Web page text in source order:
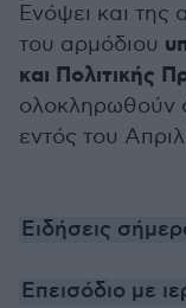
Ενόψει και της
του αρμόδιου
και Πολιτικής
ολοκληρωθούν
εντός του
Ειδήσεις
Επεισόδιο με